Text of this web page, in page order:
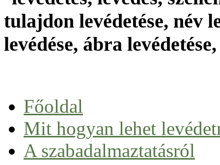
Főoldal
Mit hogyan lehet
A szabadalmaztatásról